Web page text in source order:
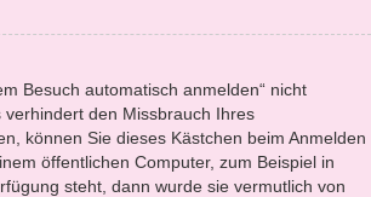
Besuch automatisch anmelden“ nicht
den Missbrauch Ihres
können Sie dieses Kästchen beim Anmelden
öffentlichen Computer, zum Beispiel in
steht, dann wurde sie vermutlich von